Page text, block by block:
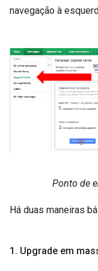
navegação à
Ponto de
Há duas maneiras
1. Upgrade em